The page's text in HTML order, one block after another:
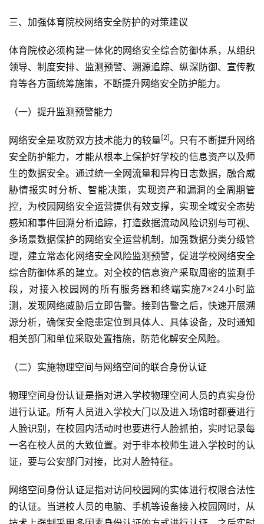
三、加强体育院校网络安全防护的对策建议
体育院校必须构建一体化的网络安全综合防御体系，从组织
领导、制度安排、监测预警、溯源追踪、纵深防御、宣传教
育等各方面统筹施策，不断提升网络安全防护能力。
（一）提升监测预警能力
网络安全是攻防双方技术能力的较量[2]。只有不断提升网络
安全防护能力，才能从根本上保护好学校的信息资产以及师
生的数据安全。通过统一全网流量和异构日志数据，融合威
胁情报实时分析、智能决策，实现资产和漏洞的全周期管
控，为校园网络安全运营提供有效支撑，实现全域安全态势
感知和事件回溯分析追踪，打造数据流动风险识别与可视、
多场景数据保护的网络安全运营机制，加强数据分类分级管
理，建立常态化网络安全风险监测预警，促进学校网络安全
综合防御体系的建立。对全校的信息资产采取周密的监测手
段，对接入校园网的所有服务器和终端实施7×24小时监
测，发现网络威胁后立即告警。接到告警之后，快速开展溯
源分析，确保安全隐患定位到具体人、具体设备，及时通知
相关部门和单位采取处置措施，防范化解安全风险。
（二）实施物理空间与网络空间的联合身份认证
物理空间身份认证是指对进入学校物理空间人员的真实身份
进行认证。所有人员进入学校大门以及进入场馆时都要进行
人脸识别，在校园内活动时也要进行人脸抓拍，实时记录每
一名在校人员的大致位置。对于非本校师生进入学校时的认
证，要与公安部门对接，比对人脸特征。
网络空间身份认证是指对访问校园网的实体进行权限合法性
的认证。当进校人员的电脑、手机等设备接入校园网时，从